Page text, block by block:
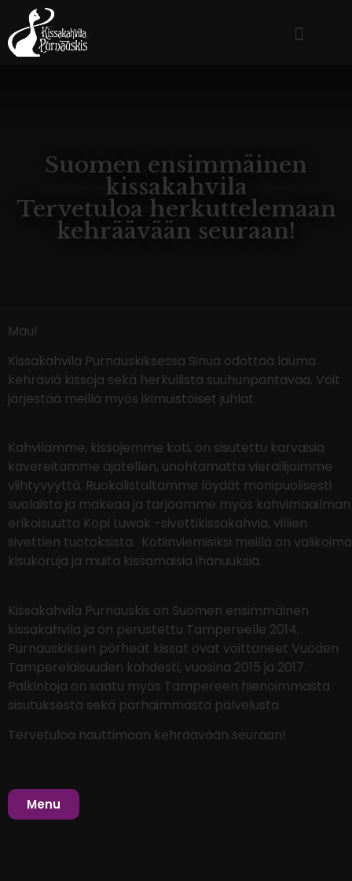
Suomen ensimmäinen
kissakahvila
Tervetuloa herkuttelemaan
kehräävään seuraan!
Mau!
Kissakahvila Purnauskiksessa Sinua odottaa lauma
kehräviä kissoja sekä herkullista suuhunpantavaa. Voit
järjestää meillä myös ikimuistoiset juhlat.
Kahvilamme, kissojemme koti, on sisutettu karvaisia
kavereitamme ajatellen, unohtamatta vierailijoimme
viihtyvyyttä. Ruokalistaltamme löydät monipuolisesti
suolaista ja makeaa ja tarjoamme myös kahvimaailman
erikoisuutta Kopi Luwak -sivettikissakahvia, villien
sivettien tuotoksista. Kotiinviemisiksi meillä on valikoima
kisukoruja ja muita kissamaisia ihanuuksia.
Kissakahvila Purnauskis on Suomen ensimmäinen
kissakahvila ja on perustettu Tampereelle 2014.
Purnauskiksen pörheät kissat ovat voittaneet Vuoden
Tamperelaisuuden kahdesti, vuosina 2015 ja 2017.
Palkintoja on saatu myös Tampereen hienoimmasta
sisutuksesta sekä parhaimmasta palvelusta.
Tervetuloa nauttimaan kehräävään seuraan!
Menu